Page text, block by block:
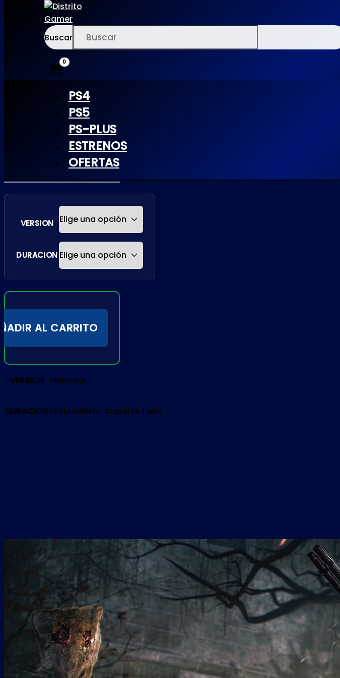
Buscar
PS4
PS5
PS-PLUS
ESTRENOS
OFERTAS
ELDEN RING
NIGHTREIGN
VERSION
DURACION
AL CARRITO
VERSION PRIMARIA
DURACION PERMANENTE, ALQUILER 1 MES